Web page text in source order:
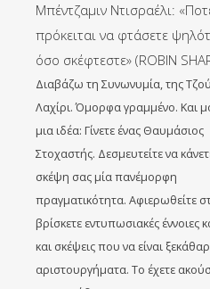
Μπέντζαμιν Ντισραέλι:
πρόκειται να φτάσετε
όσο σκέφτεστε» (ROBIN
Διαβάζω τη Συνωνυμία, της
Λαχίρι. Όμορφα γραμμένο. Και
μια ιδέα: Γίνετε ένας Θαυμάσιος
Στοχαστής. Δεσμευτείτε να
σκέψη σας μία πανέμορφη
πραγματικότητα. Αφιερωθείτε
βρίσκετε εντυπωσιακές έννοιες
και σκέψεις που να είναι
αριστουργήματα. Το έχετε